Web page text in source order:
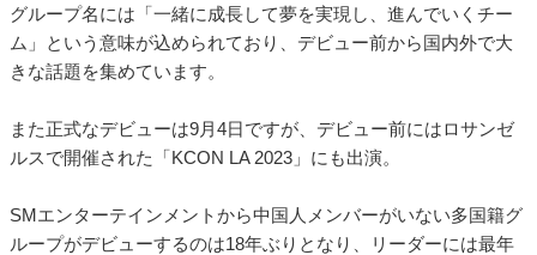
グループ名には「一緒に成長して夢を実現し、進んでいくチー
ム」という意味が込められており、デビュー前から国内外で大
きな話題を集めています。
また正式なデビューは9月4日ですが、デビュー前にはロサンゼ
ルスで開催された「KCON LA 2023」にも出演。
SMエンターテインメントから中国人メンバーがいない多国籍グ
ループがデビューするのは18年ぶりとなり、リーダーには最年